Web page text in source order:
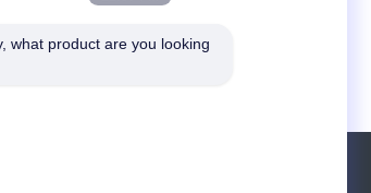
48 인치 정제기 중밀도
what product are you looking